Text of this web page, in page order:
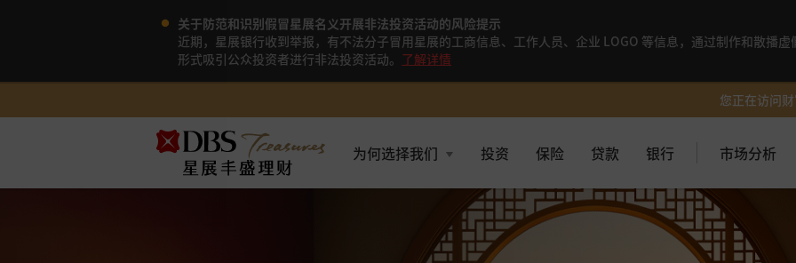
关于防范和识别假冒星展名义开展非法投资活动的风险提示
近期，星展银行收到举报，有不法分子冒用星展的工商信息、工作人员、企业 LOGO 等信息，通过制作和散播
形式吸引公众投资者进行非法投资活动。 了解详情
您正在访问
为何选择我们 投资 保险 贷款 银行 市场分析